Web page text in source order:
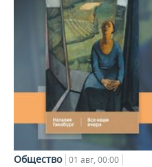
Общество 01 авг, 00:00